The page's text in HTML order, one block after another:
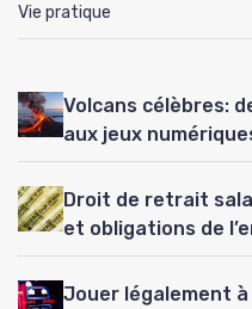
Vie pratique
Volcans célèbres:
aux jeux
Droit de retrait
et obligations de
Jouer légalement